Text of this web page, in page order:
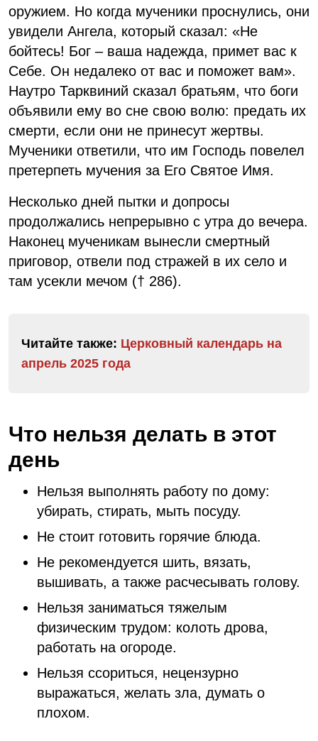
оружием. Но когда мученики проснулись, они
увидели Ангела, который сказал: «Не
бойтесь! Бог – ваша надежда, примет вас к
Себе. Он недалеко от вас и поможет вам».
Наутро Тарквиний сказал братьям, что боги
объявили ему во сне свою волю: предать их
смерти, если они не принесут жертвы.
Мученики ответили, что им Господь повелел
претерпеть мучения за Его Святое Имя.
Несколько дней пытки и допросы
продолжались непрерывно с утра до вечера.
Наконец мученикам вынесли смертный
приговор, отвели под стражей в их село и
там усекли мечом († 286).
Читайте также: Церковный календарь на
апрель 2025 года
Что нельзя делать в этот
день
Нельзя выполнять работу по дому:
убирать, стирать, мыть посуду.
Не стоит готовить горячие блюда.
Не рекомендуется шить, вязать,
вышивать, а также расчесывать голову.
Нельзя заниматься тяжелым
физическим трудом: колоть дрова,
работать на огороде.
Нельзя ссориться, нецензурно
выражаться, желать зла, думать о
плохом.